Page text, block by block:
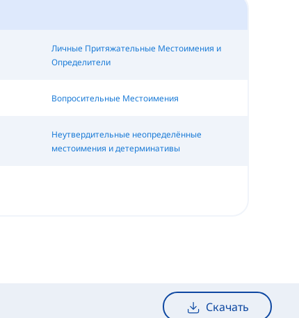
Личные Притяжательные Местоимения и
Определители
Вопросительные Местоимения
Неутвердительные неопределённые
местоимения и детерминативы
Скачать